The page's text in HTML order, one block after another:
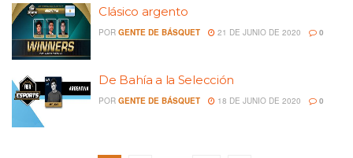
Clásico argento
POR GENTE DE BÁSQUET 21 DE JUNIO DE 2020 0
De Bahía a la Selección
POR GENTE DE BÁSQUET 18 DE JUNIO DE 2020 0